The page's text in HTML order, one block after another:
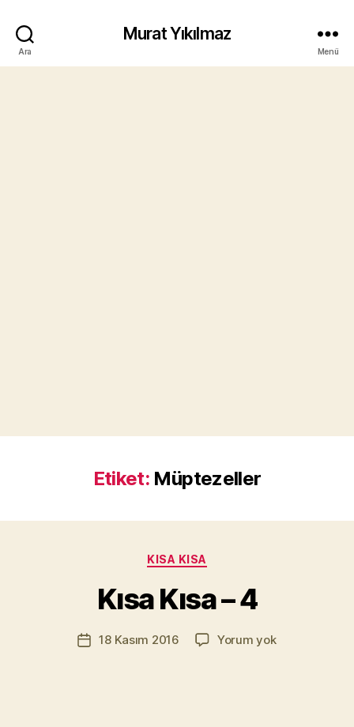
Ara
Murat Yıkılmaz
Menü
Etiket: Müptezeller
Kategoriler
KISA KISA
Kısa Kısa – 4
Yazının
yazarı
a
u
a
Yazı18 Kasım 2016 Yorum yokKısa